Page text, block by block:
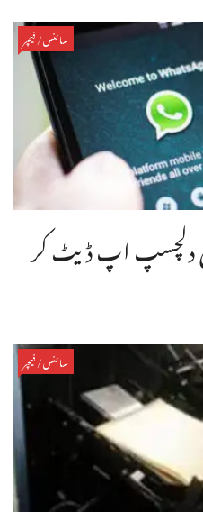
سائنس/فیچر
دلچسپ اپ ڈیٹ کر
سائنس/فیچر